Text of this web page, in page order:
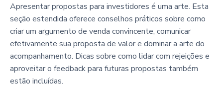
Apresentar propostas para investidores é uma arte. Esta
seção estendida oferece conselhos práticos sobre como
criar um argumento de venda convincente, comunicar
efetivamente sua proposta de valor e dominar a arte do
acompanhamento. Dicas sobre como lidar com rejeições e
aproveitar o feedback para futuras propostas também
estão incluídas.